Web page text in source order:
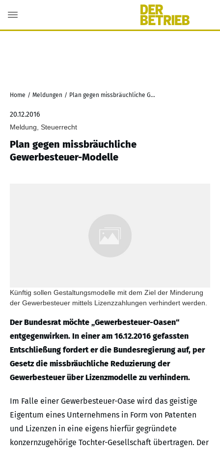
Home / Meldungen / Plan gegen missbräuchliche Gewerbesteuer-Modelle
20.12.2016
Meldung, Steuerrecht
Plan gegen missbräuchliche
Gewerbesteuer-Modelle
Künftig sollen Gestaltungsmodelle mit dem Ziel der Minderung
der Gewerbesteuer mittels Lizenzzahlungen verhindert werden.
Der Bundesrat möchte „Gewerbesteuer-Oasen“
entgegenwirken. In einer am 16.12.2016 gefassten
Entschließung fordert er die Bundesregierung auf, per
Gesetz die missbräuchliche Reduzierung der
Gewerbesteuer über Lizenzmodelle zu verhindern.
Im Falle einer Gewerbesteuer-Oase wird das geistige
Eigentum eines Unternehmens in Form von Patenten
und Lizenzen in eine eigens hierfür gegründete
konzernzugehörige Tochter-Gesellschaft übertragen. Der